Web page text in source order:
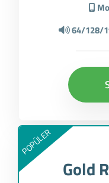
64/128/
POPÜLER
Gold